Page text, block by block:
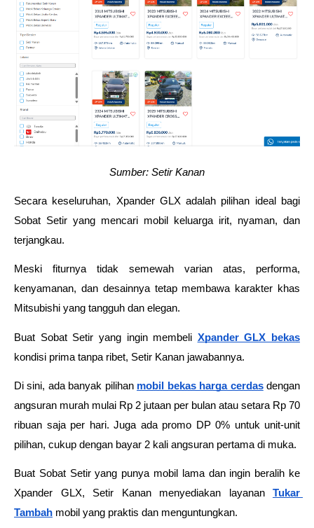
Sumber: Setir Kanan
Secara keseluruhan, Xpander GLX adalah pilihan ideal bagi
Sobat Setir yang mencari mobil keluarga irit, nyaman, dan
terjangkau.
Meski fiturnya tidak semewah varian atas, performa,
kenyamanan, dan desainnya tetap membawa karakter khas
Mitsubishi yang tangguh dan elegan.
Buat Sobat Setir yang ingin membeli Xpander GLX bekas
kondisi prima tanpa ribet, Setir Kanan jawabannya.
Di sini, ada banyak pilihan mobil bekas harga cerdas dengan
angsuran murah mulai Rp 2 jutaan per bulan atau setara Rp 70
ribuan saja per hari. Juga ada promo DP 0% untuk unit-unit
pilihan, cukup dengan bayar 2 kali angsuran pertama di muka.
Buat Sobat Setir yang punya mobil lama dan ingin beralih ke
Xpander GLX, Setir Kanan menyediakan layanan
Tukar
Tambah mobil yang praktis dan menguntungkan.